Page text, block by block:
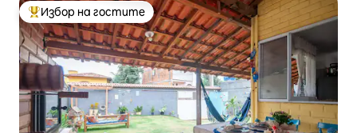
Най-популярен избор на гостите
Избор на гостите